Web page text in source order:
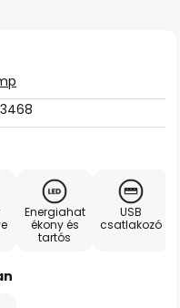
Energiahat
ékony és
tartós
USB
csatlakozó